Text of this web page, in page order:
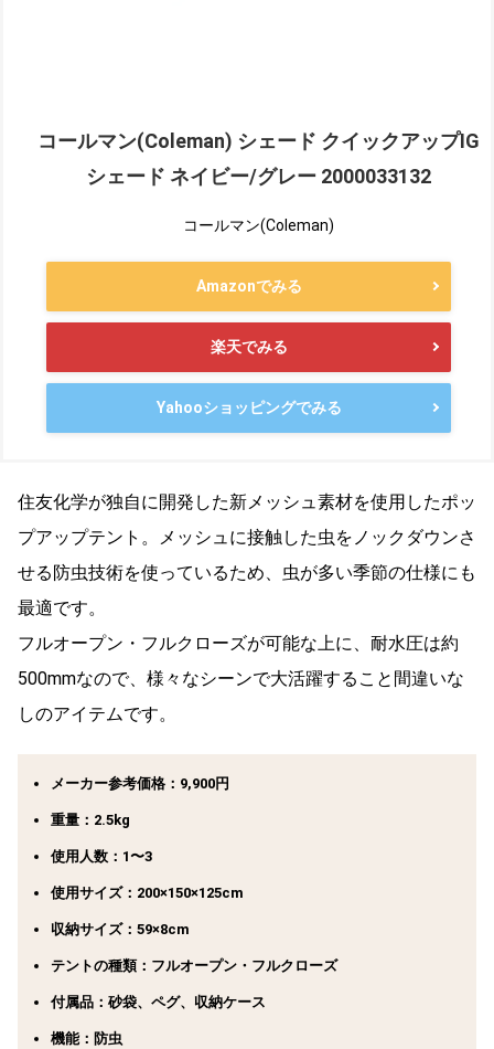
コールマン(Coleman) シェード クイックアップIG
シェード ネイビー/グレー 2000033132
コールマン(Coleman)
Amazonでみる
楽天でみる
Yahooショッピングでみる
住友化学が独自に開発した新メッシュ素材を使用したポッ
プアップテント。メッシュに接触した虫をノックダウンさ
せる防虫技術を使っているため、虫が多い季節の仕様にも
最適です。
フルオープン・フルクローズが可能な上に、耐水圧は約
500mmなので、様々なシーンで大活躍すること間違いな
しのアイテムです。
メーカー参考価格：9,900円
重量：2.5kg
使用人数：1〜3
使用サイズ：200×150×125cm
収納サイズ：59×8cm
テントの種類：フルオープン・フルクローズ
付属品：砂袋、ペグ、収納ケース
機能：防虫